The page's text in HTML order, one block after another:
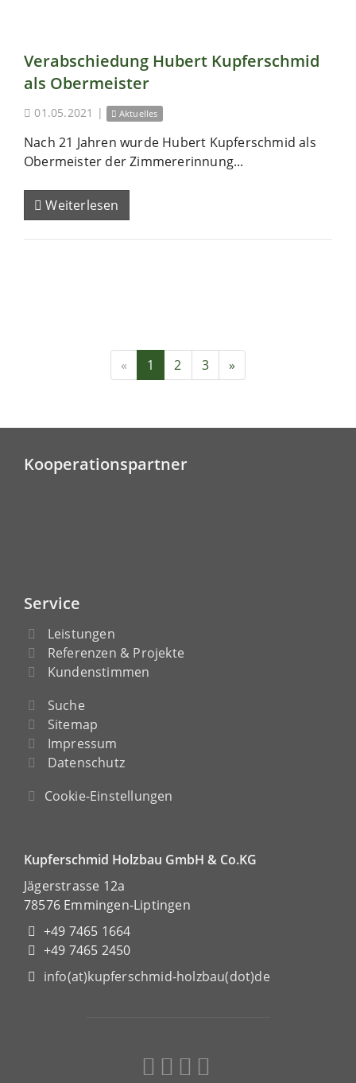
Verabschiedung Hubert Kupferschmid
als Obermeister
01.05.2021 | Aktuelles
Nach 21 Jahren wurde Hubert Kupferschmid als
Obermeister der Zimmererinnung...
Weiterlesen
« 1 2 3 »
Kooperationspartner
Service
Leistungen
Referenzen & Projekte
Kundenstimmen
Suche
Sitemap
Impressum
Datenschutz
Cookie-Einstellungen
Kupferschmid Holzbau GmbH & Co.KG
Jägerstrasse 12a
78576 Emmingen-Liptingen
+49 7465 1664
+49 7465 2450
info(at)kupferschmid-holzbau(dot)de